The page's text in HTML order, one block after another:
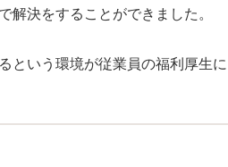
解決をすることができました。
という環境が従業員の福利厚生